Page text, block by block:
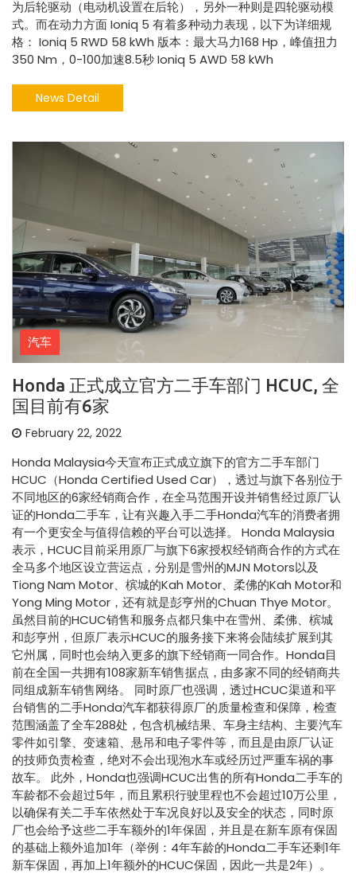
为后轮驱动（电动机设置在后轮），另外一种则是四轮驱动模
式。而在动力方面 Ioniq 5 有着多种动力表现，以下为详细规
格： Ioniq 5 RWD 58 kWh 版本：最大马力168 Hp，峰值扭力
350 Nm，0-100加速8.5秒 Ioniq 5 AWD 58 kWh
News Detail
汽车
Honda 正式成立官方二手车部门 HCUC, 全
国目前有6家
February 22, 2022
Honda Malaysia今天宣布正式成立旗下的官方二手车部门
HCUC（Honda Certified Used Car），透过与旗下各别位于
不同地区的6家经销商合作，在全马范围开设并销售经过原厂认
证的Honda二手车，让有兴趣入手二手Honda汽车的消费者拥
有一个更安全与值得信赖的平台可以选择。 Honda Malaysia
表示，HCUC目前采用原厂与旗下6家授权经销商合作的方式在
全马多个地区设立营运点，分别是雪州的MJN Motors以及
Tiong Nam Motor、槟城的Kah Motor、柔佛的Kah Motor和
Yong Ming Motor，还有就是彭亨州的Chuan Thye Motor。
虽然目前的HCUC销售和服务点都只集中在雪州、柔佛、槟城
和彭亨州，但原厂表示HCUC的服务接下来将会陆续扩展到其
它州属，同时也会纳入更多的旗下经销商一同合作。Honda目
前在全国一共拥有108家新车销售据点，由多家不同的经销商共
同组成新车销售网络。 同时原厂也强调，透过HCUC渠道和平
台销售的二手Honda汽车都获得原厂的质量检查和保障，检查
范围涵盖了全车288处，包含机械结果、车身主结构、主要汽车
零件如引擎、变速箱、悬吊和电子零件等，而且是由原厂认证
的技师负责检查，绝对不会出现泡水车或经历过严重车祸的事
故车。 此外，Honda也强调HCUC出售的所有Honda二手车的
车龄都不会超过5年，而且累积行驶里程也不会超过10万公里，
以确保有关二手车依然处于车况良好以及安全的状态，同时原
厂也会给予这些二手车额外的1年保固，并且是在新车原有保固
的基础上额外追加1年（举例：4年车龄的Honda二手车还剩1年
新车保固，再加上1年额外的HCUC保固，因此一共是2年）。